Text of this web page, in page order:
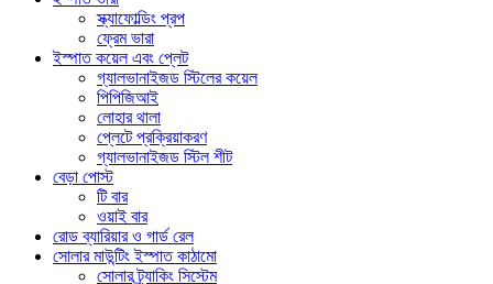
স্ক্যাফোল্ডিং প্রপ
ফ্রেম ভারা
ইস্পাত কয়েল এবং প্লেট
গ্যালভানাইজড স্টিলের কয়েল
পিপিজিআই
লোহার থালা
প্লেটে প্রক্রিয়াকরণ
গ্যালভানাইজড স্টিল শীট
বেড়া পোস্ট
টি বার
ওয়াই বার
রোড ব্যারিয়ার ও গার্ড রেল
সোলার মাউন্টিং ইস্পাত কাঠামো
সোলার ট্র্যাকিং সিস্টেম